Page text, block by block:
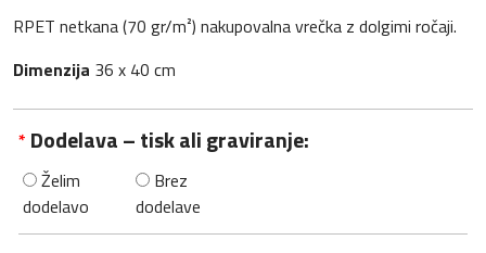
RPET netkana (70 gr/m²) nakupovalna vrečka z dolgimi ročaji.
Dimenzija 36 x 40 cm
* Dodelava – tisk ali graviranje:
Želim
dodelavo
Brez
dodelave